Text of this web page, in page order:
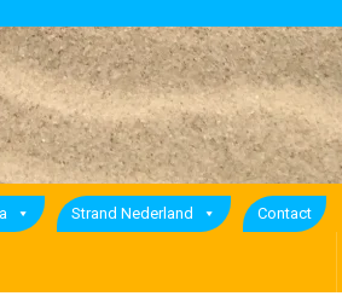
Strand Nederland Contact